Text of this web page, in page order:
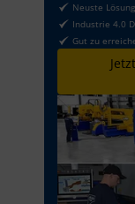
Neuste
Industrie 4.0
Gut zu